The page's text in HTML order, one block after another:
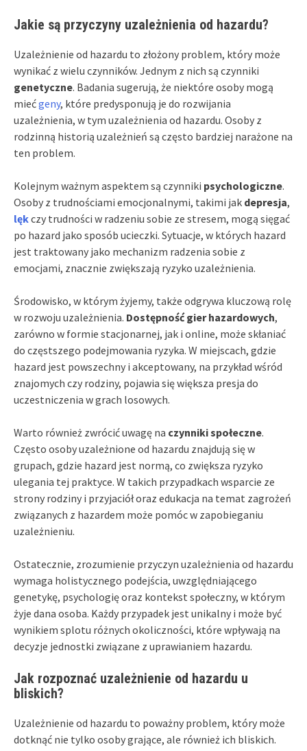
Jakie są przyczyny uzależnienia od hazardu?
Uzależnienie od hazardu to złożony problem, który może
wynikać z wielu czynników. Jednym z nich są czynniki
genetyczne. Badania sugerują, że niektóre osoby mogą
miećgeny, które predysponują je do rozwijania
uzależnienia, w tym uzależnienia od hazardu. Osoby z
rodzinną historią uzależnień są często bardziej narażone na
ten problem.
Kolejnym ważnym aspektem są czynniki psychologiczne.
Osoby z trudnościami emocjonalnymi, takimi jak depresja,
lękczy trudności w radzeniu sobie ze stresem, mogą sięgać
po hazard jako sposób ucieczki. Sytuacje, w których hazard
jest traktowany jako mechanizm radzenia sobie z
emocjami, znacznie zwiększają ryzyko uzależnienia.
Środowisko, w którym żyjemy, także odgrywa kluczową rolę
w rozwoju uzależnienia. Dostępność gier hazardowych,
zarówno w formie stacjonarnej, jak i online, może skłaniać
do częstszego podejmowania ryzyka. W miejscach, gdzie
hazard jest powszechny i akceptowany, na przykład wśród
znajomych czy rodziny, pojawia się większa presja do
uczestniczenia w grach losowych.
Warto również zwrócić uwagę na czynniki społeczne.
Często osoby uzależnione od hazardu znajdują się w
grupach, gdzie hazard jest normą, co zwiększa ryzyko
ulegania tej praktyce. W takich przypadkach wsparcie ze
strony rodziny i przyjaciół oraz edukacja na temat zagrożeń
związanych z hazardem może pomóc w zapobieganiu
uzależnieniu.
Ostatecznie, zrozumienie przyczyn uzależnienia od hazardu
wymaga holistycznego podejścia, uwzględniającego
genetykę, psychologię oraz kontekst społeczny, w którym
żyje dana osoba. Każdy przypadek jest unikalny i może być
wynikiem splotu różnych okoliczności, które wpływają na
decyzje jednostki związane z uprawianiem hazardu.
Jak rozpoznać uzależnienie od hazardu u
bliskich?
Uzależnienie od hazardu to poważny problem, który może
dotknąć nie tylko osoby grające, ale również ich bliskich.